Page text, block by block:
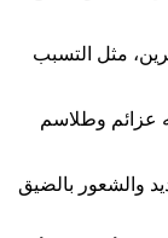
مثل التسبب
عزائم وطلاسم
والشعور بالضيق